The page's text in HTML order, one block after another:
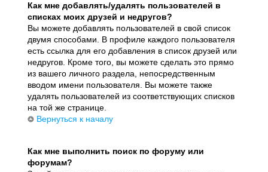
Как мне добавлять/удалять пользователей в
списках моих друзей и недругов?
Вы можете добавлять пользователей в свой список
двумя способами. В профиле каждого пользователя
есть ссылка для его добавления в список друзей или
недругов. Кроме того, вы можете сделать это прямо
из вашего личного раздела, непосредственным
вводом имени пользователя. Вы можете также
удалять пользователей из соответствующих списков
на той же странице.
Вернуться к началу
Как мне выполнить поиск по форуму или
форумам?